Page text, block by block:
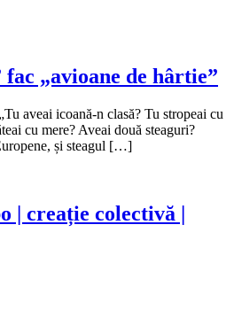
„avioane de hârtie”
aveai icoană-n clasă? Tu stropeai cu
cu mere? Aveai două steaguri?
și steagul […]
| creație colectivă |